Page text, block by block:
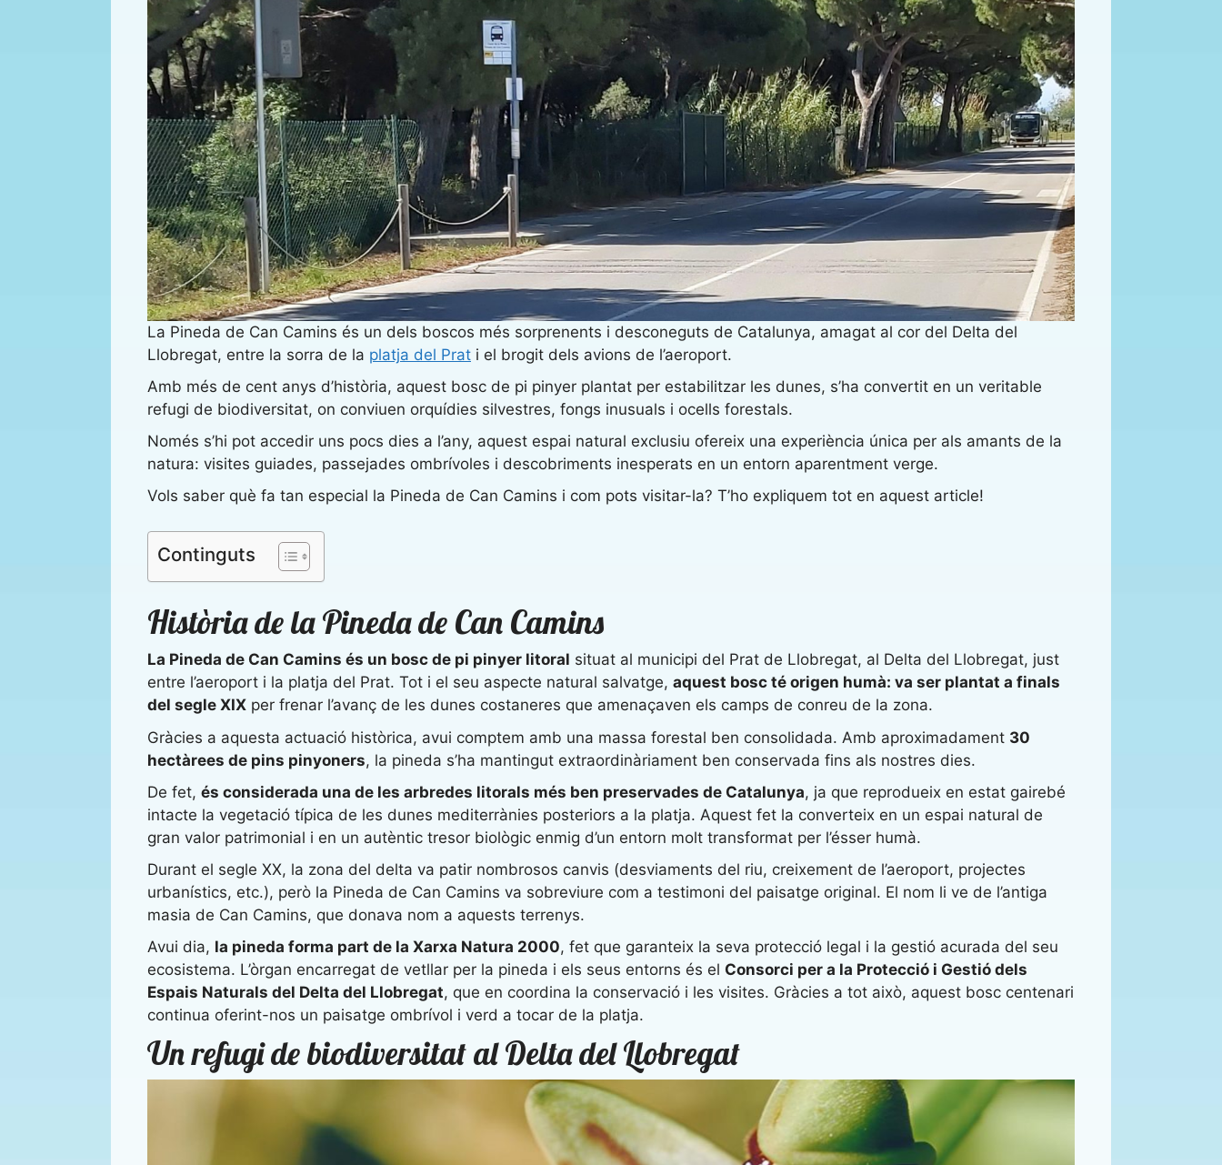
La Pineda de Can Camins és un dels boscos més sorprenents i desconeguts de Catalunya, amagat al cor del Delta del
Llobregat, entre la sorra de la platja del Prat i el brogit dels avions de l’aeroport.
Amb més de cent anys d’història, aquest bosc de pi pinyer plantat per estabilitzar les dunes, s’ha convertit en un veritable
refugi de biodiversitat, on conviuen orquídies silvestres, fongs inusuals i ocells forestals.
Només s’hi pot accedir uns pocs dies a l’any, aquest espai natural exclusiu ofereix una experiència única per als amants de la
natura: visites guiades, passejades ombrívoles i descobriments inesperats en un entorn aparentment verge.
Vols saber què fa tan especial la Pineda de Can Camins i com pots visitar-la? T’ho expliquem tot en aquest article!
Continguts
Història de la Pineda de Can Camins
La Pineda de Can Camins és un bosc de pi pinyer litoral situat al municipi del Prat de Llobregat, al Delta del Llobregat, just
entre l’aeroport i la platja del Prat. Tot i el seu aspecte natural salvatge, aquest bosc té origen humà: va ser plantat a finals
del segle XIX per frenar l’avanç de les dunes costaneres que amenaçaven els camps de conreu de la zona.
Gràcies a aquesta actuació històrica, avui comptem amb una massa forestal ben consolidada. Amb aproximadament 30
hectàrees de pins pinyoners, la pineda s’ha mantingut extraordinàriament ben conservada fins als nostres dies.
De fet, és considerada una de les arbredes litorals més ben preservades de Catalunya, ja que reprodueix en estat gairebé
intacte la vegetació típica de les dunes mediterrànies posteriors a la platja. Aquest fet la converteix en un espai natural de
gran valor patrimonial i en un autèntic tresor biològic enmig d’un entorn molt transformat per l’ésser humà.
Durant el segle XX, la zona del delta va patir nombrosos canvis (desviaments del riu, creixement de l’aeroport, projectes
urbanístics, etc.), però la Pineda de Can Camins va sobreviure com a testimoni del paisatge original. El nom li ve de l’antiga
masia de Can Camins, que donava nom a aquests terrenys.
Avui dia, la pineda forma part de la Xarxa Natura 2000, fet que garanteix la seva protecció legal i la gestió acurada del seu
ecosistema. L’òrgan encarregat de vetllar per la pineda i els seus entorns és el Consorci per a la Protecció i Gestió dels
Espais Naturals del Delta del Llobregat, que en coordina la conservació i les visites. Gràcies a tot això, aquest bosc centenari
continua oferint-nos un paisatge ombrívol i verd a tocar de la platja.
Un refugi de biodiversitat al Delta del Llobregat